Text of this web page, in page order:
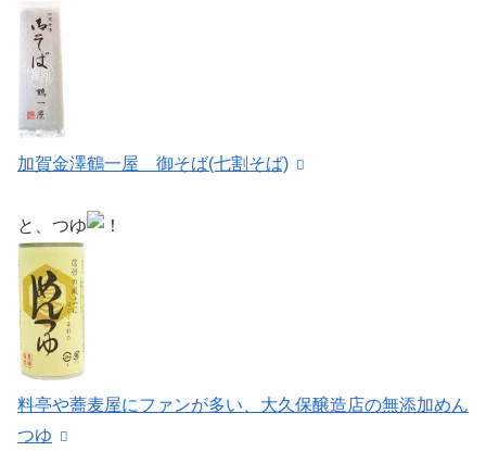
加賀金澤鶴一屋 御そば(七割そば)
と、つゆ
料亭や蕎麦屋にファンが多い、大久保醸造店の無添加めん
つゆ